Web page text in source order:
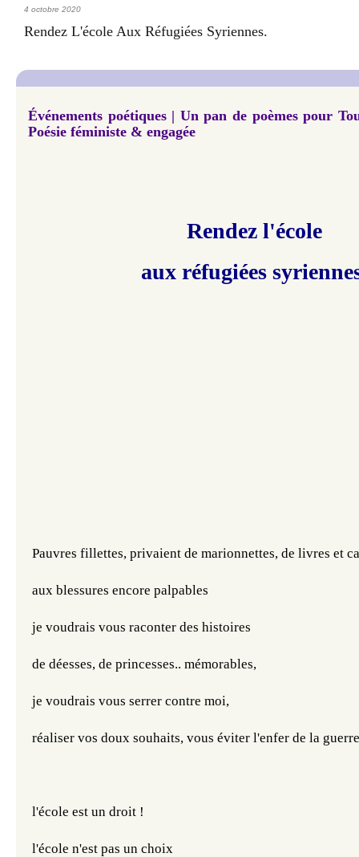
4 octobre 2020
Rendez L'école Aux Réfugiées Syriennes.
Événements poétiques | Un pan de poèmes pour
Poésie féministe & engagée
Rendez l'école
aux réfugiées
Pauvres fillettes, privaient de marionnettes, de livres et
aux blessures encore palpables
je voudrais vous raconter des histoires
de déesses, de princesses.. mémorables,
je voudrais vous serrer contre moi,
réaliser vos doux souhaits, vous éviter l'enfer de la
l'école est un droit !
l'école n'est pas un choix